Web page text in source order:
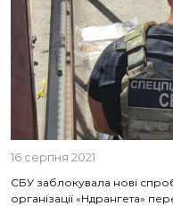
16 серпня 2021
СБУ заблокувала нові
організації «Ндрангета»